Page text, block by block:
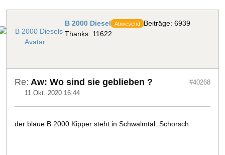
B 2000 Diesel Abwesend Beiträge: 6939
Thanks: 11622
Re: Aw: Wo sind sie geblieben ?
11 Okt. 2020 16:44
#40268
der blaue B 2000 Kipper steht in Schwalmtal. Schorsch